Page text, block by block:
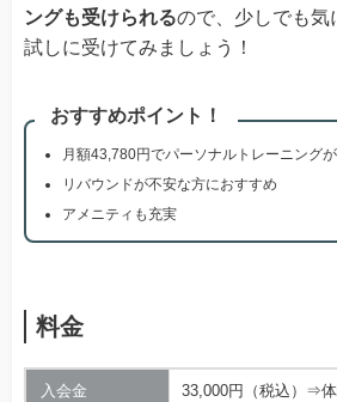
ングも受けられるので、少しでも気
試しに受けてみましょう！
おすすめポイント！
月額43,780円でパーソナルトレーニングが
リバウンドが不安な方におすすめ
アメニティも充実
料金
入会金 33,000円（税込）⇒